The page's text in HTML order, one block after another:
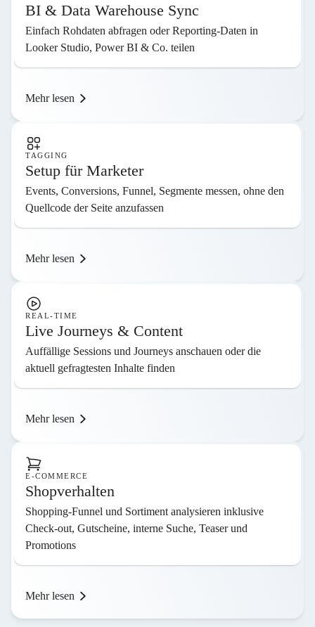
BI & Data Warehouse Sync
Einfach Rohdaten abfragen oder Reporting-Daten in
Looker Studio, Power BI & Co. teilen
Mehr lesen
TAGGING
Setup für Marketer
Events, Conversions, Funnel, Segmente messen, ohne den
Quellcode der Seite anzufassen
Mehr lesen
REAL-TIME
Live Journeys & Content
Auffällige Sessions und Journeys anschauen oder die
aktuell gefragtesten Inhalte finden
Mehr lesen
E-COMMERCE
Shopverhalten
Shopping-Funnel und Sortiment analysieren inklusive
Check-out, Gutscheine, interne Suche, Teaser und
Promotions
Mehr lesen